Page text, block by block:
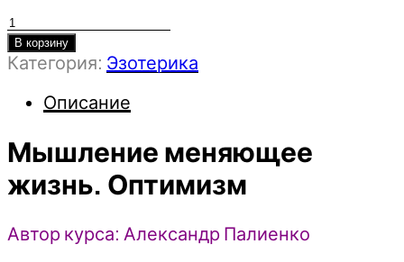
Количество
товара
Мышление
жизнь.
-
-
Палиенко
В корзину
Категория: Эзотерика
Описание
Мышление меняющее
жизнь. Оптимизм
Автор курса: Александр Палиенко